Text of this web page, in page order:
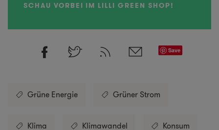
SCHAU VORBEI IM LILLI GREEN SHOP!
Save
Grüne Energie Grüner Strom
Klima Klimawandel Konsum